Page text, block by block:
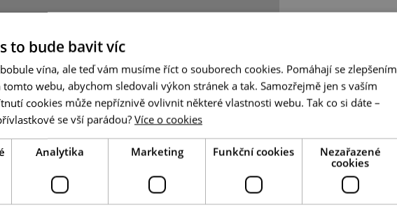
to bude bavit víc
vína, ale teď vám musíme říct o souborech cookies. Pomáhají se zlepšením
tomto webu, abychom sledovali výkon stránek a tak. Samozřejmě jen s vaším
cookies může nepříznivě ovlivnit některé vlastnosti webu. Tak co si dáte –
se vší parádou? Více o cookies
Analytika Marketing Funkční cookies
Nezařazené
cookies